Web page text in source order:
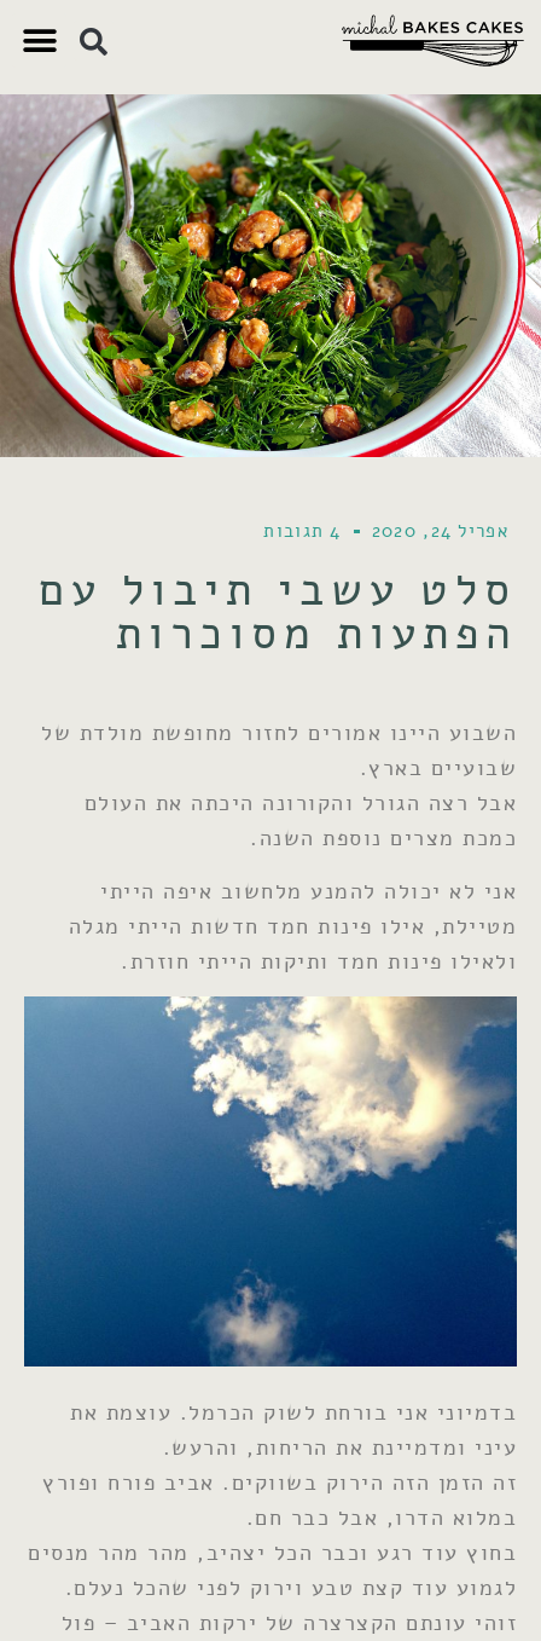
אפריל 24, 2020 4 תגובות
סלט עשבי תיבול עם
הפתעות מסוכרות
השבוע היינו אמורים לחזור מחופשת מולדת של
שבועיים בארץ.
אבל רצה הגורל והקורונה היכתה את העולם
כמכת מצרים נוספת השנה.
אני לא יכולה להמנע מלחשוב איפה הייתי
מטיילת, אילו פינות חמד חדשות הייתי מגלה
ולאילו פינות חמד ותיקות הייתי חוזרת.
בדמיוני אני בורחת לשוק הכרמל. עוצמת את
עיני ומדמיינת את הריחות, והרעש.
זה הזמן הזה הירוק בשווקים. אביב פורח ופורץ
במלוא הדרו, אבל כבר חם.
בחוץ עוד רגע וכבר הכל יצהיב, מהר מהר מנסים
לגמוע עוד קצת טבע וירוק לפני שהכל נעלם.
זוהי עונתם הקצרצרה של ירקות האביב – פול